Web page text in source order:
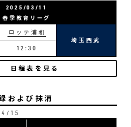
督代行
督代行は徳武定之
2025/03/11
春季教育リーグ
ロッテ浦和
埼玉西武
12:30
日程表を見る
および抹消
15